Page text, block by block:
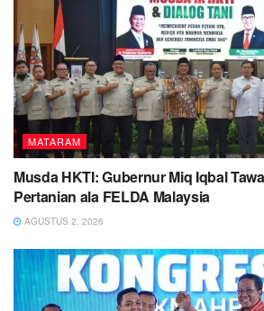
MATARAM
Musda HKTI: Gubernur Miq Iqbal
Pertanian ala FELDA Malaysia
AGUSTUS 2, 2026